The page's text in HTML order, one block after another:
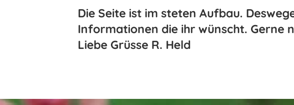
Die Seite ist im steten Aufbau.
Informationen die ihr wünscht. Gerne
Liebe Grüsse R. Held